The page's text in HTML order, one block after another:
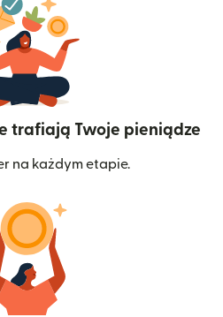
trafiają Twoje pieniądze
na każdym etapie.